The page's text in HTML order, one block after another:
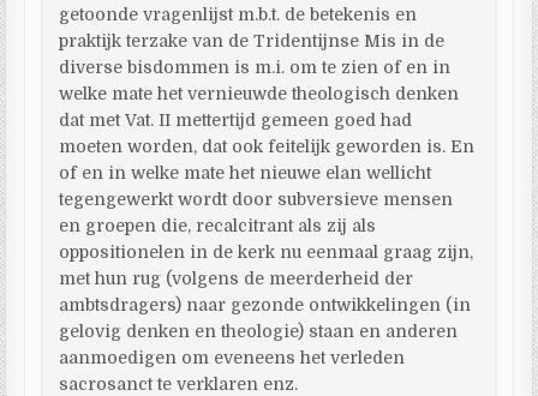
getoonde vragenlijst m.b.t. de betekenis en
praktijk terzake van de Tridentijnse Mis in de
diverse bisdommen is m.i. om te zien of en in
welke mate het vernieuwde theologisch denken
dat met Vat. II mettertijd gemeen goed had
moeten worden, dat ook feitelijk geworden is. En
of en in welke mate het nieuwe elan wellicht
tegengewerkt wordt door subversieve mensen
en groepen die, recalcitrant als zij als
oppositionelen in de kerk nu eenmaal graag zijn,
met hun rug (volgens de meerderheid der
ambtsdragers) naar gezonde ontwikkelingen (in
gelovig denken en theologie) staan en anderen
aanmoedigen om eveneens het verleden
sacrosanct te verklaren enz.